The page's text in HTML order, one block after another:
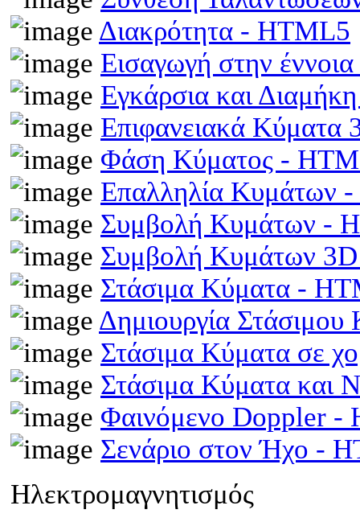
Διακρότητα - HTML5
Εισαγωγή στην
Εγκάρσια και
Επιφανειακά
Φάση Κύματος -
Επαλληλία Κυμάτων
Συμβολή Κυμάτων -
Συμβολή Κυμάτων
Στάσιμα Κύματα -
Δημιουργία
Στάσιμα Κύματα σε
Στάσιμα Κύματα και
Φαινόμενο Doppler -
Σενάριο στον Ήχο -
Ηλεκτρομαγνητισμός